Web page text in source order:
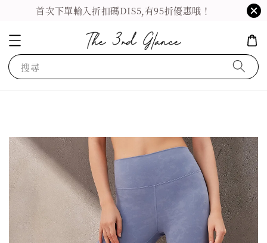
首次下單輸入折扣碼DIS5,有95折優惠哦！
搜尋